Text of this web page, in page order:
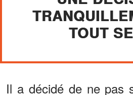
TOUT
Il a décidé de ne pas